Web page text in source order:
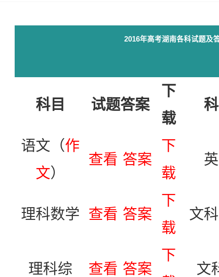
2016年高考湖南各科试题及
科目 试题答案
下
载
语文（作
文）
查看 答案
下
载
理科数学 查看 答案
下
载
文
理科综 查看 答案
下
文